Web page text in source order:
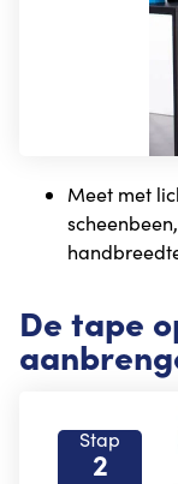
Meet met
De tape
Stap
2